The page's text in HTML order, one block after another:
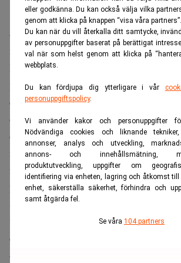
eller godkänna. Du kan också välja vilka
genom att klicka på knappen “visa våra partners”.
Du kan när du vill återkalla ditt samtycke,
av personuppgifter baserat på berättigat
val när som helst genom att klicka på
webbplats.
Du kan fördjupa dig ytterligare i vår
personuppgiftspolicy.
Vi använder kakor och personuppgifter
Nödvändiga cookies och liknande
annonser, analys och utveckling,
annons- och innehållsmätning,
produktutveckling, uppgifter om
identifiering via enheten, lagring och åtkomst
enhet, säkerställa säkerhet, förhindra och
samt åtgärda fel.
Se våra 104 partners
– Våra klienter, techbolagen inom det
it” (fusion mellan telekom och it, AI i
Internet of Things, botar för
profilerings- och lokaliseringstjänster för
etc.), är från början närvarande på den
och omfattas därmed av lagar världen
det alltmer omfattande lagregler för
minst inom data och it-säkerhet, varför
företag involverar sin juristresurs tidigt i
processer.
Sofia Edvardsen menar att många
utvecklas för att dra nytta av de
det förändrade kundbeteendet.
– Affärsjuridiken blir mest relevant när vi